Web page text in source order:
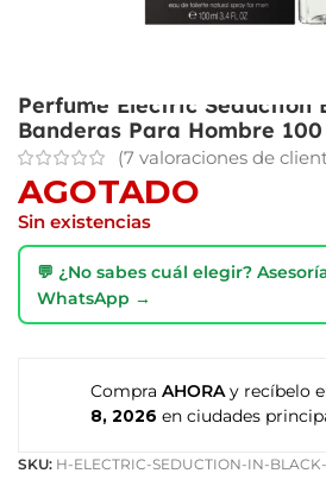
Perfume Electric Seduction
Banderas Para Hombre
(7 valoraciones de
AGOTADO
Sin existencias
💬 ¿No sabes cuál elegir?
WhatsApp →
Compra AHORA y recíbelo
8, 2026 en ciudades
SKU: H-ELECTRIC-SEDUCTION-IN-